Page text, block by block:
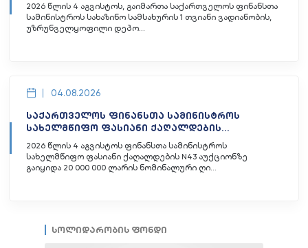
2026 წლის 4 აგვისტოს, გაიმართა საქართველოს ფინანსთა
სამინისტროს სახაზინო სამსახურის 1 თვიანი ვადიანობის,
უზრუნველყოფილი დეპო...
04.08.2026
საქართველოს ფინანსთა სამინისტროს
სახელმწიფო ფასიანი ქაღალდების...
2026 წლის 4 აგვისტოს ფინანსთა სამინისტროს
სახელმწიფო ფასიანი ქაღალდების N43 აუქციონზე
გაიყიდა 20 000 000 ლარის ნომინალური ღი...
სოლიდარობის ფონდი